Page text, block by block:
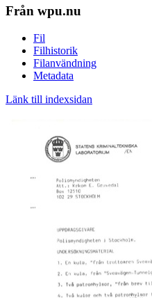
Från wpu.nu
Fil
Filhistorik
Filanvändning
Metadata
Länk till indexsidan